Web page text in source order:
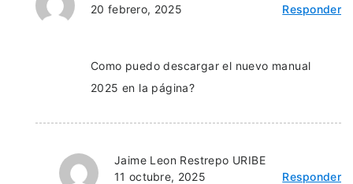
20 febrero, 2025
Responder
Como puedo descargar el nuevo manual
2025 en la página?
Jaime Leon Restrepo URIBE
11 octubre, 2025
Responder